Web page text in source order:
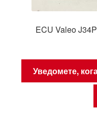
ECU Valeo
Уведомете,